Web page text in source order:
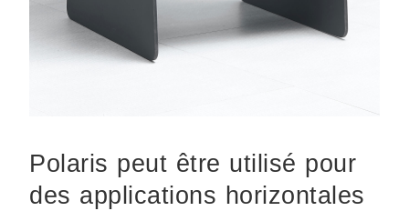
Polaris peut être utilisé pour
des applications horizontales